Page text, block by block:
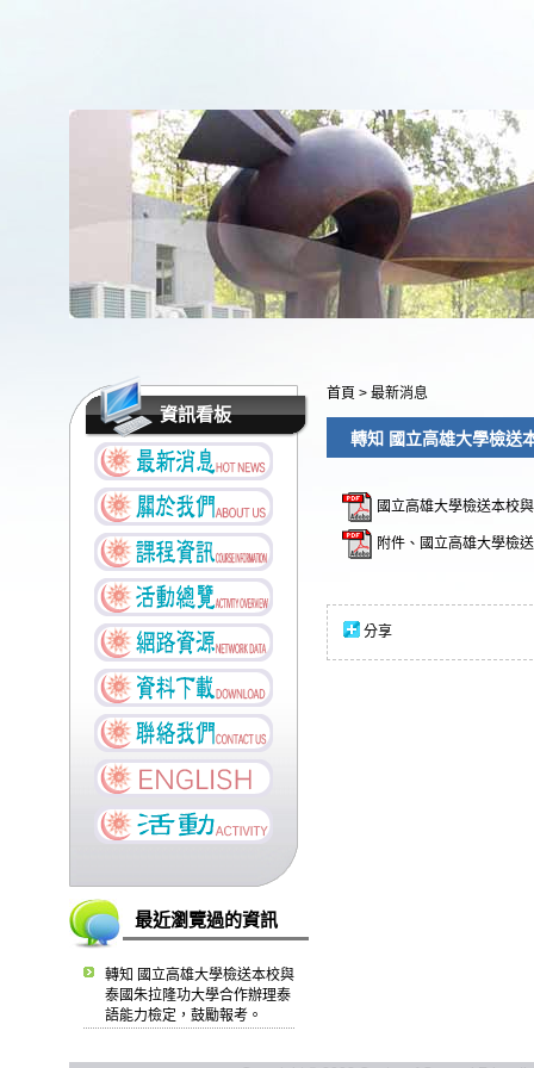
資訊看板
最近瀏覽過的資訊
轉知 國立高雄大學檢送本校與
泰國朱拉隆功大學合作辦理泰
語能力檢定，鼓勵報考。
首頁 > 最新消息
轉知 國立高雄大學檢送
國立高雄大學檢送本校
附件、國立高雄大學檢
分享